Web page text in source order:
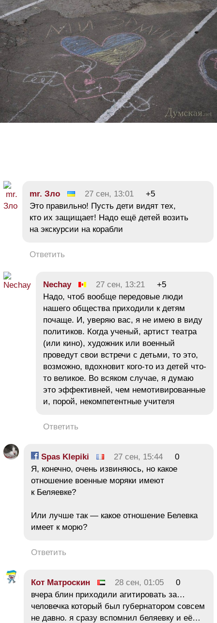
mr. Зло 27 сен, 13:01
+5
Это правильно! Пусть дети видят тех,
кто их защищает! Надо ещё детей возить
на экскурсии на корабли
Ответить
Nechay 27 сен, 13:21
+5
Надо, чтоб вообще передовые люди
нашего общества приходили к детям
почаще. И, уверяю вас, я не имею в виду
политиков. Когда ученый, артист театра
(или кино), художник или военный
проведут свои встречи с детьми, то это,
возможно, вдохновит кого-то из детей что-
то великое. Во всяком случае, я думаю
это эффективней, чем немотивированные
и, порой, некомпетентные учителя
Ответить
Spas Klepiki 27 сен, 15:44
0
Я, конечно, очень извиняюсь, но какое
отношение военные моряки имеют
к Беляевке?
Или лучше так — какое отношение Белевка
имеет к морю?
Ответить
Кот Матроскин 28 сен, 01:05
0
вчера блин приходили агитировать за…
человечка который был губернатором совсем
не давно. я сразу вспомнил беляевку и её…